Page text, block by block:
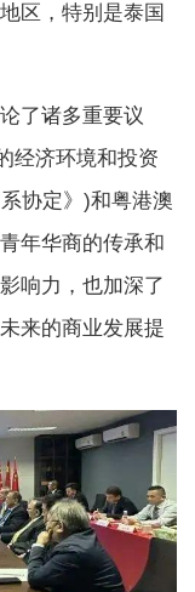
区，特别是泰国
了诸多重要议
经济环境和投资
协定》)和粤港澳
年华商的传承和
响力，也加深了
来的商业发展提